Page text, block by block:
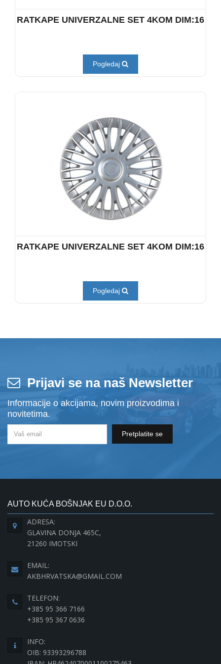
RATKAPE UNIVERZALNE SET 4KOM DIM:16
Pogledaj
RATKAPE UNIVERZALNE SET 4KOM DIM:16
Pogledaj
Prijavi se na naš Newsletter
Informacije o akcijama, novim proizvodima i
novitetima.
Pretplatite se
AUTO KUĆA BOŠNJAK EU D.O.O.
ADRESA:
GLAVINA DONJA 465C,
21260 IMOTSKI
EMAIL:
AKBHRVATSKA@GMAIL.COM
TELEFON:
+385 95 366 7166
+385 95 367 0636
INFO:
OIB: 93393296788